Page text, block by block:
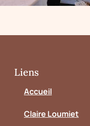
Liens
Accueil
Claire Loumiet